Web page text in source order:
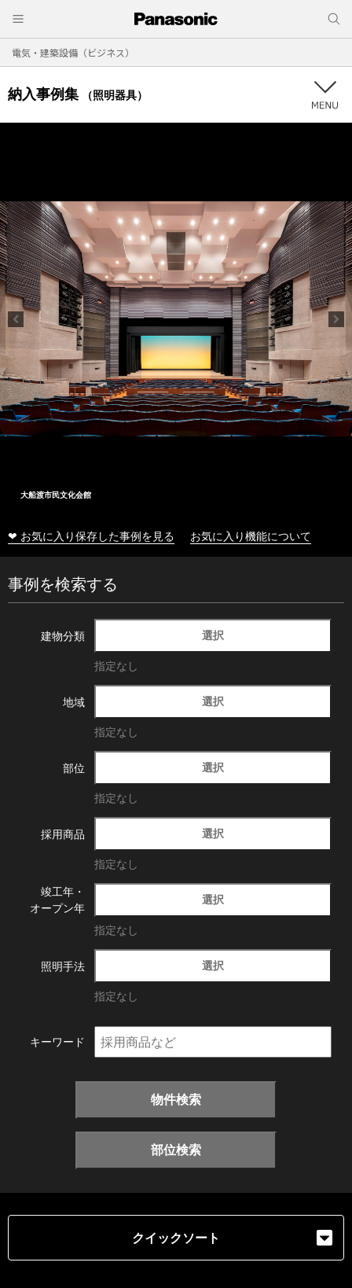
電気・建築設備（ビジネス）
納入事例集 （照明器具）
大船渡市民文化会館
❤ お気に入り保存した事例を見る お気に入り機能について
事例を検索する
建物分類 選択
指定なし
地域 選択
指定なし
部位 選択
指定なし
採用商品 選択
指定なし
竣工年・
オープン年
選択
指定なし
照明手法 選択
指定なし
キーワード
物件検索
部位検索
クイックソート